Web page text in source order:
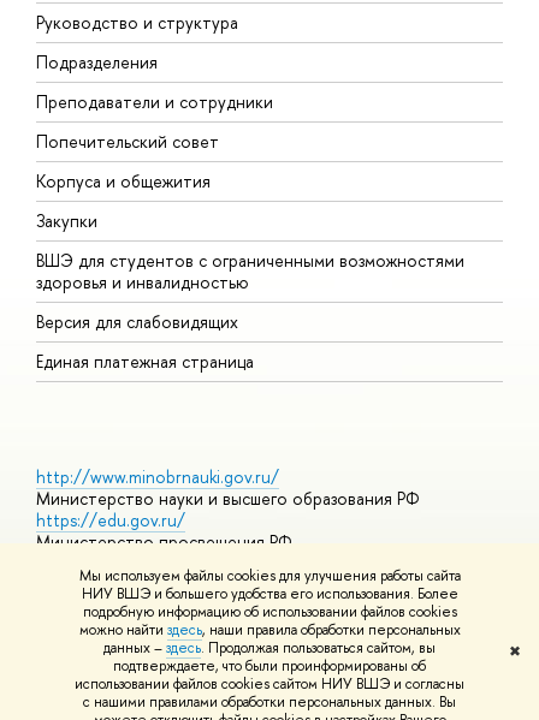
Мы используем файлы cookies для улучшения работы сайта
НИУ ВШЭ и большего удобства его использования. Более
подробную информацию об использовании файлов cookies
можно найти здесь, наши правила обработки персональных
данных –здесь. Продолжая пользоваться сайтом, вы
подтверждаете, что были проинформированы об
использовании файлов cookies сайтом НИУ ВШЭ и согласны
с нашими правилами обработки персональных данных. Вы
✖
Руководство и структура
Подразделения
Преподаватели и сотрудники
Попечительский совет
Корпуса и общежития
Закупки
ВШЭ для студентов с ограниченными возможностями
здоровья и инвалидностью
Версия для слабовидящих
Единая платежная страница
http://www.minobrnauki.gov.ru/
Министерство науки и высшего образования РФ
https://edu.gov.ru/
Министерство просвещения РФ
https://elearning.hse.ru/mooc
Массовые открытые онлайн-курсы
© НИУ ВШЭ 1993–2026 Адреса и контактыУсловия
использования материалов Политика конфиденциальности
Шрифты HSE Sans и HSE Slab разработаны вШколе дизайна НИУ